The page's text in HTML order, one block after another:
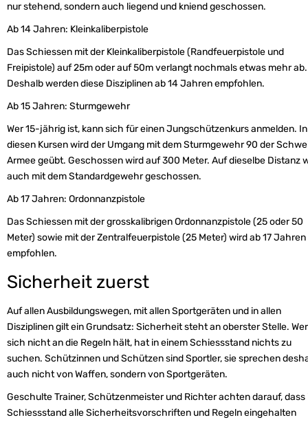
nur stehend, sondern auch liegend und kniend geschossen.
Ab 14 Jahren: Kleinkaliberpistole
Das Schiessen mit der Kleinkaliberpistole (Randfeuerpistole und
Freipistole) auf 25m oder auf 50m verlangt nochmals etwas mehr ab.
Deshalb werden diese Disziplinen ab 14 Jahren empfohlen.
Ab 15 Jahren: Sturmgewehr
Wer 15-jährig ist, kann sich für einen Jungschützenkurs anmelden. In
diesen Kursen wird der Umgang mit dem Sturmgewehr 90 der
Armee geübt. Geschossen wird auf 300 Meter. Auf dieselbe Distanz
auch mit dem Standardgewehr geschossen.
Ab 17 Jahren: Ordonnanzpistole
Das Schiessen mit der grosskalibrigen Ordonnanzpistole (25 oder 50
Meter) sowie mit der Zentralfeuerpistole (25 Meter) wird ab 17 Jahren
empfohlen.
Sicherheit zuerst
Auf allen Ausbildungswegen, mit allen Sportgeräten und in allen
Disziplinen gilt ein Grundsatz: Sicherheit steht an oberster Stelle. Wer
sich nicht an die Regeln hält, hat in einem Schiessstand nichts zu
suchen. Schützinnen und Schützen sind Sportler, sie sprechen
auch nicht von Waffen, sondern von Sportgeräten.
Geschulte Trainer, Schützenmeister und Richter achten darauf, dass
Schiessstand alle Sicherheitsvorschriften und Regeln eingehalten